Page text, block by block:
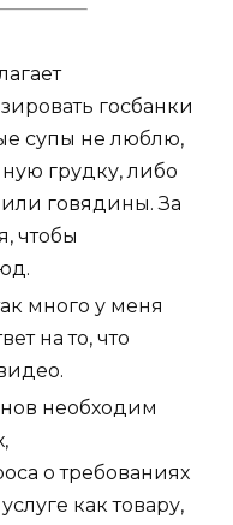
госбанки
супы не люблю,
грудку, либо
говядины. За
чтобы
много у меня
на то, что
необходим
о требованиях
как товару,